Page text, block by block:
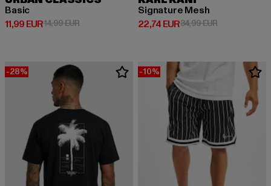
Basic
11,99 EUR
Derzeitiger Preis: 11,99 EUR
14,99 EURAktionspreis: 14,99 EUR
Signature Mesh
22,74 EUR
Derzeitiger Preis: 22,74 EUR
34,99 EURAktionspreis:
-28% -10%